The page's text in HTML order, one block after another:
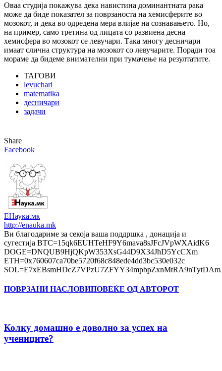
Оваа студија покажува дека навистина доминантната рака
може да биде показател за поврзаноста на хемисферите во
мозокот, и дека во одредена мера влијае на сознавањето. Но,
на пример, само третина од лицата со развиена десна
хемисфера во мозокот се левучари. Така многу десничари
имаат слична структура на мозокот со левучарите. Поради тоа
мораме да бидеме внимателни при тумачење на резултатите.
ТАГОВИ
levuchari
matematika
десничари
задачи
Share
Facebook
ЕНаука.мк
http://enauka.mk
Ви благодариме за секоја ваша поддршка , донација и
сугестија BTC=15qk6EUHTeHF9Y6mava8sJFcJVpWXAidK6
DOGE=DNQUB9HjQKpW353XsG44D9X34JhD5YcCXm
ETH=0x760607ca70be5720f68c848ede4dd3bc530e032c
ПОВРЗАНИ НАСЛОВИПОВЕЌЕ ОД АВТОРОТ
Колку домашно е доволно за успех на
учениците?